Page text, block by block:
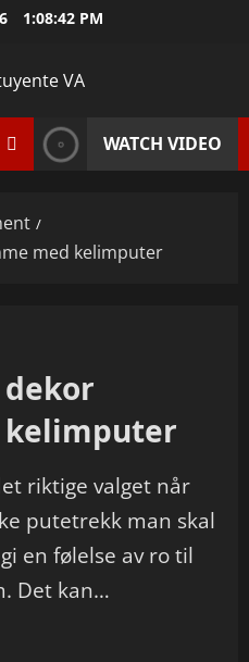
1:08:43 PM
WATCH VIDEO
med kelimputer
kelimputer
riktige valget når
putetrekk man skal
en følelse av ro til
Det kan…